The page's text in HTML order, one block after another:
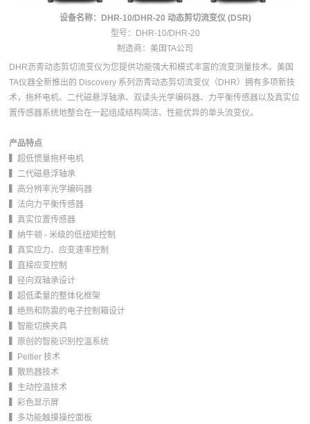
设备名称：DHR-10/DHR-20 动态剪切流变仪 (DSR)
型号：DHR-10/DHR-20
制造商：美国TA公司
DHR沥青动态剪切流变仪为您提供功能强大和模式丰富的流变测量技术。美国
TA仪器全新推出的 Discovery 系列沥青动态剪切流变仪（DHR）拥有多项新技
术，拖杯电机、二代磁悬浮轴承、双读头光学编码器、力平衡传感器以及真实位
置传感器系统地整合在一起组成结构简洁、性能优异的单头流变仪。
产品特点
▍超低惯量拖杯电机
▍二代磁悬浮轴承
▍高分辨率光学编码器
▍法向力平衡传感器
▍真实位置传感器
▍纳牛顿 - 米级的低扭矩控制
▍真实应力、应变速率控制
▍直接应变控制
▍径向双轴承设计
▍超低柔量的整体化框架
▍绝热和防震的电子控制箱设计
▍智能切换夹具
▍原创的智能识别控温系统
▍Peltier 技术
▍散热器技术
▍主动控温技术
▍彩色显示屏
▍多功能触摸操控面板